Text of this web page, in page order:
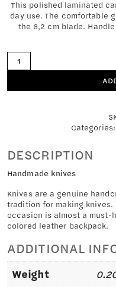
This polished laminated
day use. The comfortable
the 6,2 cm blade.
Small
Zebran
62mm
Categories:
DESCRIPTION
Handmade knives
Knives are a genuine
tradition for making
occasion is almost a
colored leather backpack.
ADDITIONAL
Weight